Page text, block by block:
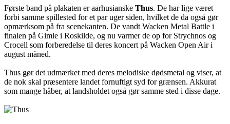
Første band på plakaten er aarhusianske Thus. De har lige været
forbi samme spillested for et par uger siden, hvilket de da også gør
opmærksom på fra scenekanten. De vandt Wacken Metal Battle i
finalen på Gimle i Roskilde, og nu varmer de op for Strychnos og
Crocell som forberedelse til deres koncert på Wacken Open Air i
august måned.
Thus gør det udmærket med deres melodiske dødsmetal og viser, at
de nok skal præsentere landet fornuftigt syd for grænsen. Akkurat
som mange håber, at landsholdet også gør samme sted i disse dage.